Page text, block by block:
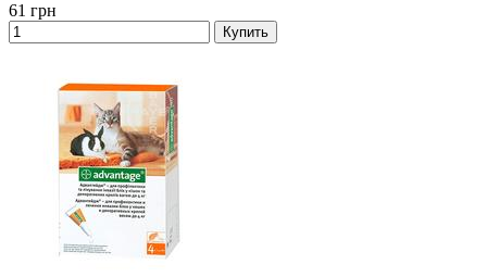
61 грн
Купить